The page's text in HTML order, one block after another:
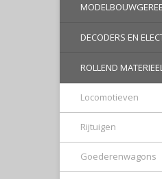
DECODERS EN
ROLLEND
Locomotieven
Rijtuigen
Goederenwagons